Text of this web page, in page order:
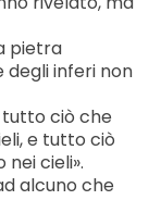
pietra
degli inferi non
tutto ciò che
e tutto ciò
cieli».
alcuno che